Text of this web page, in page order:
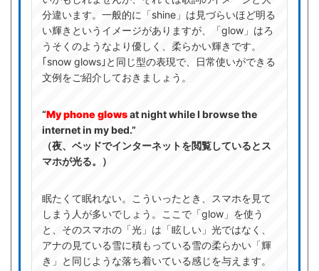
分違います。一般的に「shine」は見づらいほど明る
い輝きというイメージがありますが、「glow」はろ
うそくのようなより優しく、柔らかい輝きです。
｢snow glows｣と同じ型の表現で、日常使いができる
文例をご紹介しておきましょう。
“My phone glowsat night while I browse the
internet in my bed.”
（夜、ベッドでインターネットを閲覧しているとス
マホが光る。）
眠たくて眠れない。こういったとき、スマホを見て
しまう人が多いでしょう。ここで「glow」を使う
と、そのスマホの「光」は「眩しい」光ではなく、
アナの見ている雪に積もっている雪の柔らかい「輝
き」と同じような落ち着いている感じを与えます。